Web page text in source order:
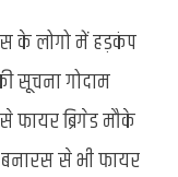
के लोगो में हड़कंप
सूचना गोदाम
फायर ब्रिगेड मौके
से भी फायर